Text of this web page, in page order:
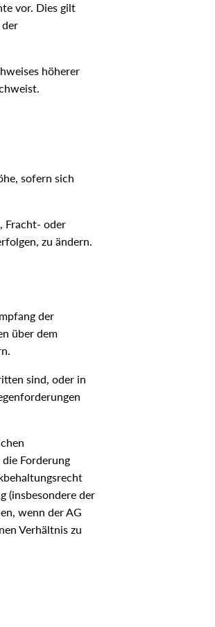
vor. Dies gilt
höherer
sofern sich
Fracht- oder
zu ändern.
der
über dem
sind, oder in
Forderung
(insbesondere der
wenn der AG
Verhältnis zu